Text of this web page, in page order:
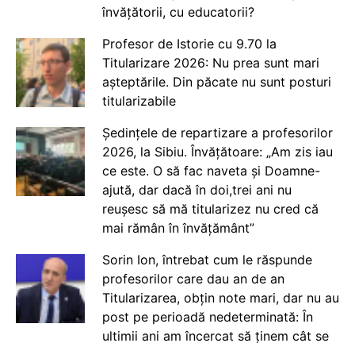
învățătorii, cu educatorii?
Profesor de Istorie cu 9.70 la
Titularizare 2026: Nu prea sunt mari
așteptările. Din păcate nu sunt posturi
titularizabile
Ședințele de repartizare a profesorilor
2026, la Sibiu. Învățătoare: „Am zis iau
ce este. O să fac naveta și Doamne-
ajută, dar dacă în doi,trei ani nu
reușesc să mă titularizez nu cred că
mai rămân în învățământ”
Sorin Ion, întrebat cum le răspunde
profesorilor care dau an de an
Titularizarea, obțin note mari, dar nu au
post pe perioadă nedeterminată: În
ultimii ani am încercat să ținem cât se